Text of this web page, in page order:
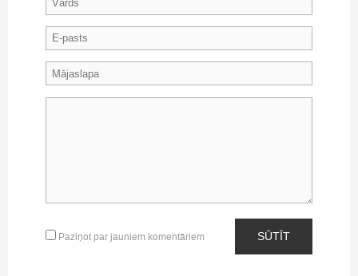
Paziņot par jauniem komentāriem SŪTĪT